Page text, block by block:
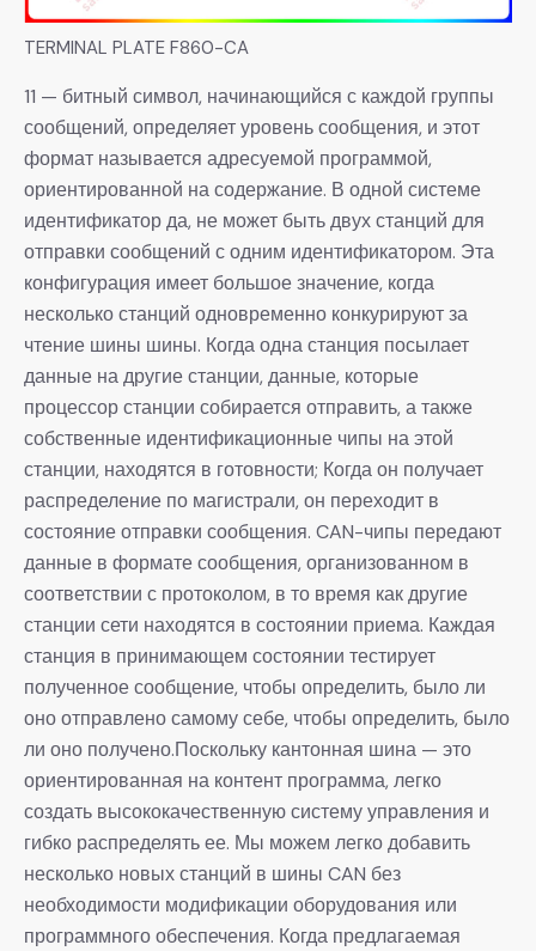
TERMINAL PLATE F860-CA
11 — битный символ, начинающийся с каждой группы
сообщений, определяет уровень сообщения, и этот
формат называется адресуемой программой,
ориентированной на содержание. В одной системе
идентификатор да, не может быть двух станций для
отправки сообщений с одним идентификатором. Эта
конфигурация имеет большое значение, когда
несколько станций одновременно конкурируют за
чтение шины шины. Когда одна станция посылает
данные на другие станции, данные, которые
процессор станции собирается отправить, а также
собственные идентификационные чипы на этой
станции, находятся в готовности; Когда он получает
распределение по магистрали, он переходит в
состояние отправки сообщения. CAN-чипы передают
данные в формате сообщения, организованном в
соответствии с протоколом, в то время как другие
станции сети находятся в состоянии приема. Каждая
станция в принимающем состоянии тестирует
полученное сообщение, чтобы определить, было ли
оно отправлено самому себе, чтобы определить, было
ли оно получено.Поскольку кантонная шина — это
ориентированная на контент программа, легко
создать высококачественную систему управления и
гибко распределять ее. Мы можем легко добавить
несколько новых станций в шины CAN без
необходимости модификации оборудования или
программного обеспечения. Когда предлагаемая